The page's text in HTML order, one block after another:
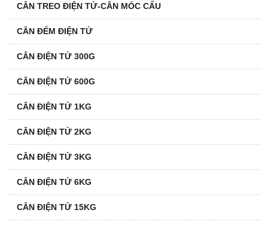
CÂN TREO ĐIỆN TỬ-CÂN MÓC CẨU
CÂN ĐẾM ĐIỆN TỬ
CÂN ĐIỆN TỬ 300G
CÂN ĐIỆN TỬ 600G
CÂN ĐIỆN TỬ 1KG
CÂN ĐIỆN TỬ 2KG
CÂN ĐIỆN TỬ 3KG
CÂN ĐIỆN TỬ 6KG
CÂN ĐIỆN TỬ 15KG